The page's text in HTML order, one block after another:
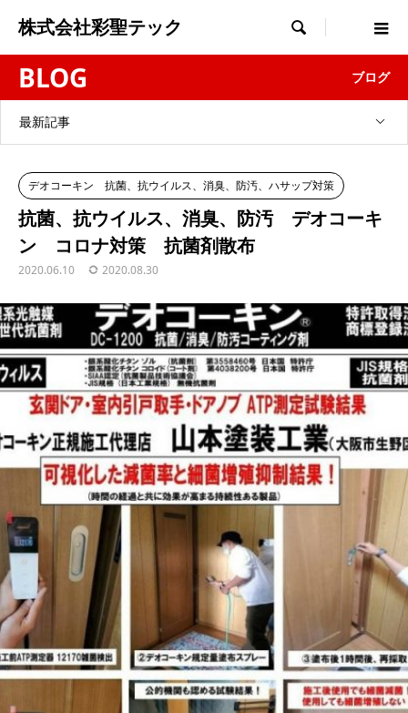
株式会社彩聖テック 
BLOG ブログ
最新記事
デオコーキン 抗菌、抗ウイルス、消臭、防汚、ハサップ対策
抗菌、抗ウイルス、消臭、防汚 デオコーキ
ン コロナ対策 抗菌剤散布
2020.06.10 2020.08.30